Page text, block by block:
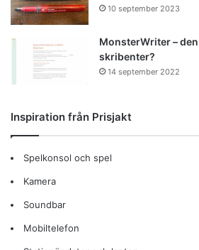
10 september 2023
MonsterWriter –
skribenter?
14 september 2022
Inspiration från Prisjakt
Spelkonsol och spel
Kamera
Soundbar
Mobiltelefon